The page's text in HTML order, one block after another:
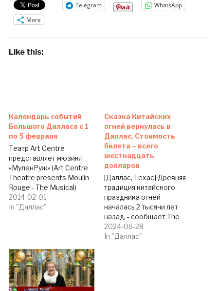
Telegram
WhatsApp
More
Like this:
Календарь событий
Большого Далласа c 1
по 5 февраля
Театр Art Centre
представляет мюзикл
«МуленРуж» (Art Centre
Theatre presents Moulin
Rouge - The Musical)
Театр Art Centre
представляет мюзикл
года, чтобы вкусить
такой нетрадиционный
образ жизни, как
богемианизм. И самым
2014-02-01
In "Даллас"
Сказка Китайских
огней вернулась в
Даллас. Стоимость
билета – всего
шестнадцать
долларов
[Даллас, Техас] Древняя
традиция китайского
праздника огней
началась 2 тысячи лет
назад, - сообщает The
Dallas Telegraph. В Fair
Park Далласа в этом году
2024-06-28
In "Даллас"